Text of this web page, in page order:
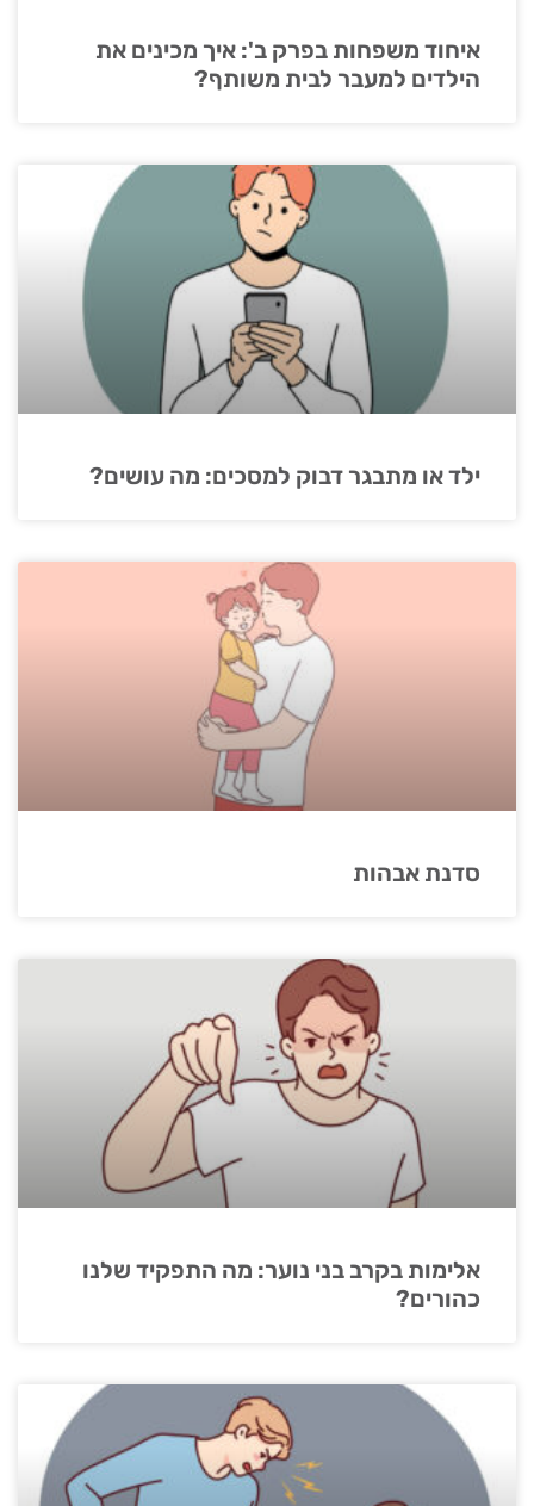
איחוד משפחות בפרק ב': איך מכינים את
הילדים למעבר לבית משותף?
ילד או מתבגר דבוק למסכים: מה עושים?
סדנת אבהות
אלימות בקרב בני נוער: מה התפקיד שלנו
כהורים?